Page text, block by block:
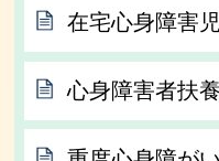
在宅心身障害
心身障害者扶